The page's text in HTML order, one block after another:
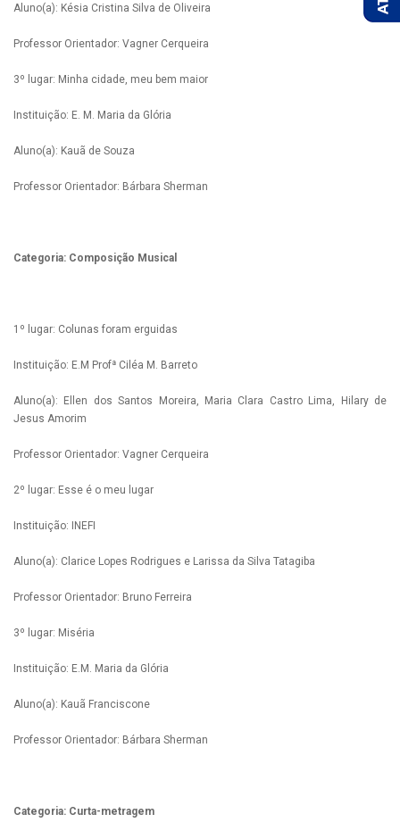
Aluno(a): Késia Cristina Silva de Oliveira
Professor Orientador: Vagner Cerqueira
3º lugar: Minha cidade, meu bem maior
Instituição: E. M. Maria da Glória
Aluno(a): Kauã de Souza
Professor Orientador: Bárbara Sherman
Categoria: Composição Musical
1º lugar: Colunas foram erguidas
Instituição: E.M Profª Ciléa M. Barreto
Aluno(a): Ellen dos Santos Moreira, Maria Clara Castro Lima, Hilary de
Jesus Amorim
Professor Orientador: Vagner Cerqueira
2º lugar: Esse é o meu lugar
Instituição: INEFI
Aluno(a): Clarice Lopes Rodrigues e Larissa da Silva Tatagiba
Professor Orientador: Bruno Ferreira
3º lugar: Miséria
Instituição: E.M. Maria da Glória
Aluno(a): Kauã Franciscone
Professor Orientador: Bárbara Sherman
Categoria: Curta-metragem